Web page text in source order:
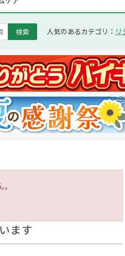
検索 人気のあるカテゴリ： リ
ます